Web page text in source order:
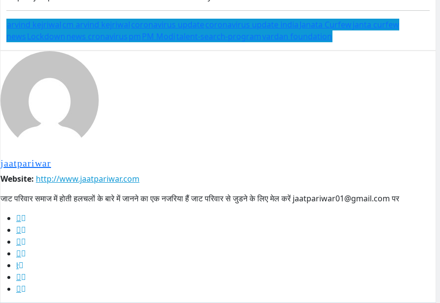
arvind kejriwalcm arvind kejriwalcoronavirus updatecoronavirus update india Janata Curfewjanta curfew
news Lockdownnews cronaviruspm PM Moditalent-search-programvardan foundation
jaatpariwar
Website: http://www.jaatpariwar.com
जाट परिवार समाज में होती हलचलों के बारे में जानने का एक नजरिया हैं जाट परिवार से जुडने के लिए मेल करें jaatpariwar01@gmail.com पर